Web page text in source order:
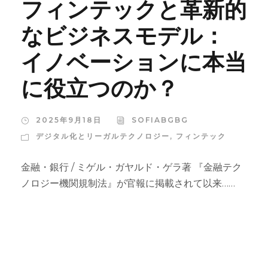
フィンテックと革新的
なビジネスモデル：
イノベーションに本当
に役立つのか？
2025年9月18日
SOFIABGBG
デジタル化とリーガルテクノロジー , フィンテック
金融・銀行 / ミゲル・ガヤルド・ゲラ著 『金融テク
ノロジー機関規制法』が官報に掲載されて以来……